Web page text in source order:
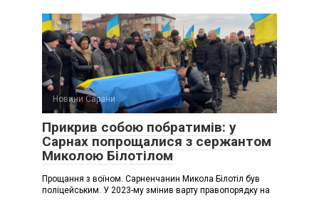
Новини Сарани
Прикрив собою побратимів: у
Сарнах попрощалися з сержантом
Миколою Білотілом
Прощання з воїном. Сарненчанин Микола Білотіл був
поліцейським. У 2023-му змінив варту правопорядку на